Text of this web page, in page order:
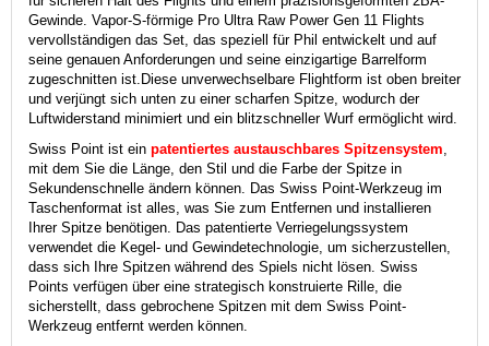
Gewinde. Vapor-S-förmige Pro Ultra Raw Power Gen 11 Flights
vervollständigen das Set, das speziell für Phil entwickelt und auf
seine genauen Anforderungen und seine einzigartige Barrelform
zugeschnitten ist. Diese unverwechselbare Flightform ist oben breiter
und verjüngt sich unten zu einer scharfen Spitze, wodurch der
Luftwiderstand minimiert und ein blitzschneller Wurf ermöglicht wird.
Swiss Point ist ein patentiertes austauschbares Spitzensystem
mit dem Sie die Länge, den Stil und die Farbe der Spitze in
Sekundenschnelle ändern können. Das Swiss Point-Werkzeug im
Taschenformat ist alles, was Sie zum Entfernen und installieren
Ihrer Spitze benötigen. Das patentierte Verriegelungssystem
verwendet die Kegel- und Gewindetechnologie, um sicherzustellen,
dass sich Ihre Spitzen während des Spiels nicht lösen. Swiss
Points verfügen über eine strategisch konstruierte Rille, die
sicherstellt, dass gebrochene Spitzen mit dem Swiss Point-
Werkzeug entfernt werden können.